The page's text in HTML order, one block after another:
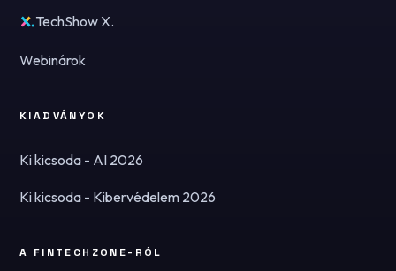
TechShow X.
Webinárok
KIADVÁNYOK
Ki kicsoda - AI 2026
Ki kicsoda - Kibervédelem 2026
A FINTECHZONE-RÓL